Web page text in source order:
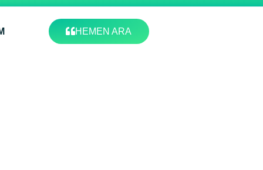
HEMEN ARA